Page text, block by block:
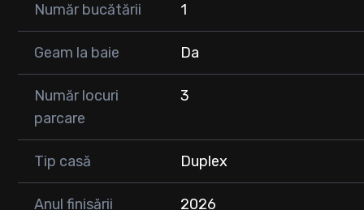
* Spațiu tehnic/depozitare amenajat sub scară
🔹 Etaj:
* 2 dormitoare
* Dressing
* Baie
Număr bucătării 1
Geam la baie Da
Număr locuri
parcare
3
Tip casă Duplex
Anul finisării 2026